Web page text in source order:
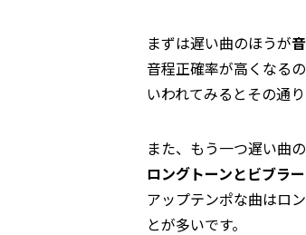
まずは遅い曲のほうが
音程正確率が高くなる
いわれてみるとその通り
また、もう一つ遅い曲
ロングトーンとビブラ
アップテンポな曲はロ
とが多いです。